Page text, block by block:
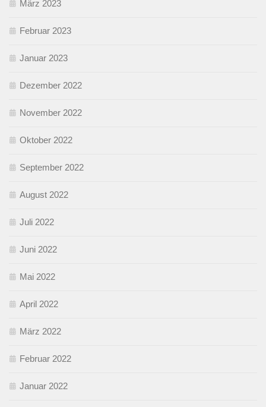
März 2023
Februar 2023
Januar 2023
Dezember 2022
November 2022
Oktober 2022
September 2022
August 2022
Juli 2022
Juni 2022
Mai 2022
April 2022
März 2022
Februar 2022
Januar 2022